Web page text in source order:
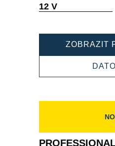
nástroje
12 V
ZOBRAZIT